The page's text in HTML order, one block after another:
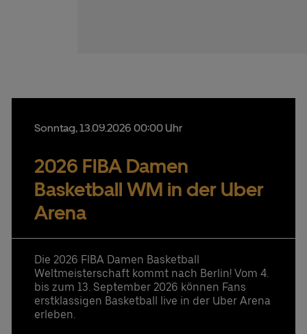
Sonntag,13.09.2026 00:00 Uhr
2026 FIBA Damen
Basketball WM in der Uber
Arena
Die 2026 FIBA Damen Basketball
Weltmeisterschaft kommt nach Berlin! Vom 4.
bis zum 13. September 2026 können Fans
erstklassigen Basketball live in der Uber Arena
erleben.